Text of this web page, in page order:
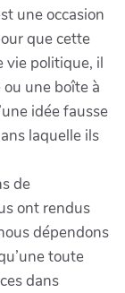
une occasion
que cette
vie politique, il
une boîte à
idée fausse
laquelle ils
de
ont rendus
dépendons
toute
dans